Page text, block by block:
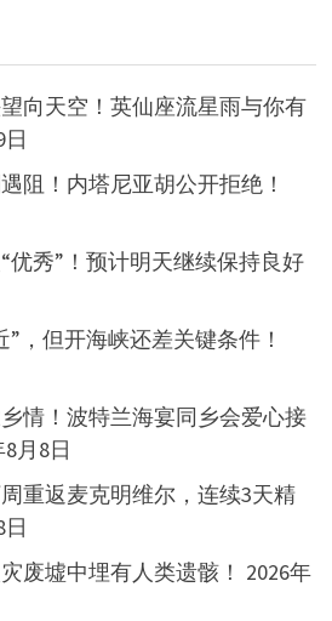
向天空！英仙座流星雨与你有
阻！内塔尼亚胡公开拒绝！
优秀”！预计明天继续保持良好
，但开海峡还差关键条件！
情！波特兰海宴同乡会爱心接
8月8日
重返麦克明维尔，连续3天精
废墟中埋有人类遗骸！ 2026年